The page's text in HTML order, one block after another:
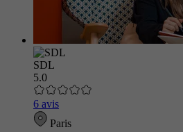
SDL
5.0
6 avis
Paris